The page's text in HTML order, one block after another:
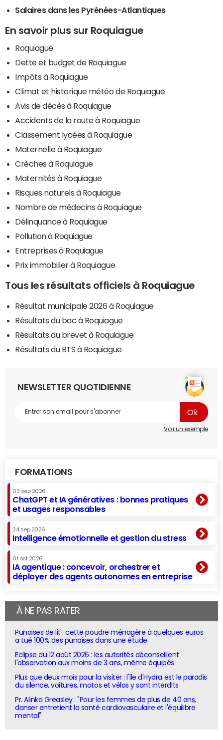
Salaires dans les Pyrénées-Atlantiques
En savoir plus sur Roquiague
Roquiague
Dette et budget de Roquiague
Impôts à Roquiague
Climat et historique météo de Roquiague
Avis de décès à Roquiague
Accidents de la route à Roquiague
Classement lycées à Roquiague
Maternelle à Roquiague
Crèches à Roquiague
Maternités à Roquiague
Risques naturels à Roquiague
Nombre de médecins à Roquiague
Délinquance à Roquiague
Pollution à Roquiague
Entreprises à Roquiague
Prix immobilier à Roquiague
Tous les résultats officiels à Roquiague
Résultat municipale 2026 à Roquiague
Résultats du bac à Roquiague
Résultats du brevet à Roquiague
Résultats du BTS à Roquiague
NEWSLETTER QUOTIDIENNE
Voir un exemple
FORMATIONS
03 sep 2026
ChatGPT et IA génératives : bonnes pratiques
et usages responsables
24 sep 2026
Intelligence émotionnelle et gestion du stress
01 oct 2026
IA agentique : concevoir, orchestrer et
déployer des agents autonomes en entreprise
À NE PAS RATER
Punaises de lit : cette poudre ménagère à quelques euros
a tué 100% des punaises dans une étude
Eclipse du 12 août 2026 : les autorités déconseillent
l'observation aux moins de 3 ans, même équipés
Plus que deux mois pour la visiter : l'île d'Hydra est le paradis
du silence, voitures, motos et vélos y sont interdits
Pr. Alinka Greasley : "Pour les femmes de plus de 40 ans,
danser entretient la santé cardiovasculaire et l'équilibre
mental"